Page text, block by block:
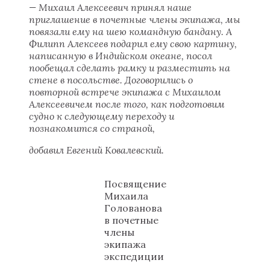
— Михаил Алексеевич принял наше
приглашение в почетные члены экипажа, мы
повязали ему на шею командную бандану. А
Филипп Алексеев подарил ему свою картину,
написанную в Индийском океане, посол
пообещал сделать рамку и разместить на
стене в посольстве. Договорились о
повторной встрече экипажа с Михаилом
Алексеевичем после того, как подготовим
судно к следующему переходу и
познакомится со страной,
добавил Евгений Ковалевский.
Посвящение
Михаила
Голованова
в почетные
члены
экипажа
экспедиции